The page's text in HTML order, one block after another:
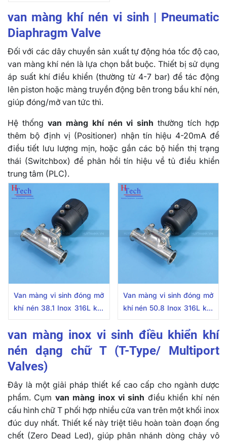
van màng khí nén vi sinh | Pneumatic
Diaphragm Valve
Đối với các dây chuyền sản xuất tự động hóa tốc độ cao,
van màng khí nén là lựa chọn bắt buộc. Thiết bị sử dụng
áp suất khí điều khiển (thường từ 4-7 bar) để tác động
lên piston hoặc màng truyền động bên trong bầu khí nén,
giúp đóng/mở van tức thì.
Hệ thống van màng khí nén vi sinh thường tích hợp
thêm bộ định vị (Positioner) nhận tín hiệu 4-20mA để
điều tiết lưu lượng mịn, hoặc gắn các bộ hiển thị trạng
thái (Switchbox) để phản hồi tín hiệu về tủ điều khiển
trung tâm (PLC).
Van màng vi sinh đóng mở
khí nén 38.1 Inox 316L kết
Van màng vi sinh đóng mở
khí nén 50.8 Inox 316L kết
van màng inox vi sinh điều khiển khí
nén dạng chữ T (T-Type/ Multiport
Valves)
Đây là một giải pháp thiết kế cao cấp cho ngành dược
phẩm. Cụm van màng inox vi sinh điều khiển khí nén
cấu hình chữ T phối hợp nhiều cửa van trên một khối inox
đúc duy nhất. Thiết kế này triệt tiêu hoàn toàn đoạn ống
chết (Zero Dead Led), giúp phân nhánh dòng chảy vô